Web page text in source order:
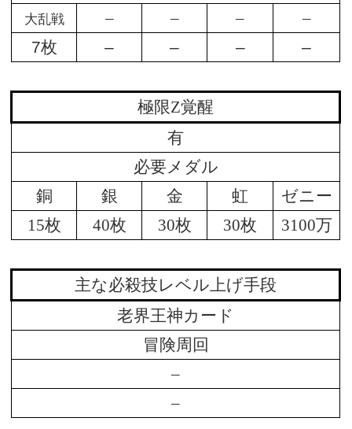
大乱戦 – – –
–
7枚
– – – –
極限Z覚醒
有
必要メダル
銅
銀 金 虹
ゼニー
15枚
40枚 30枚 30枚 3100万
主な必殺技レベル上げ手段
老界王神カード
冒険周回
–
–